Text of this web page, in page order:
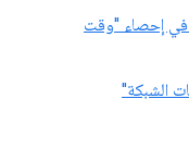
في إحصاء "وقت
الشبكة"